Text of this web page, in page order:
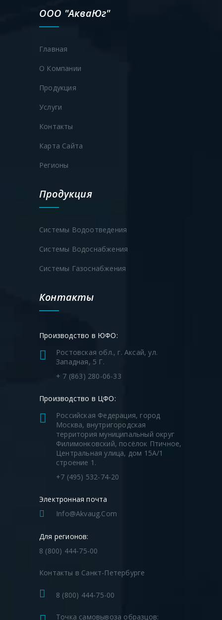
ООО "АкваЮг"
Главная
О Компании
Продукция
Услуги
Контакты
Карта Сайта
Регионы
Продукция
Системы Водоотведения
Системы Водоснабжения
Системы Газоснабжения
Контакты
Производство в ЮФО:
Ростовская обл., г. Аксай, ул.
Западная, 5 Г.
+ 7 (863) 280-06-33
Производство в ЦФО:
Российская Федерация, город
Москва, внутригородская
территория муниципальный округ
Филимонковский, посёлок Птичное,
Центральная улица, дом 15А/1
строение 1.
+7 (495) 532-74-20
Электронная почта
Info@akvaug.com
Для регионов:
8 (800) 444-75-00
Контакты в Санкт-Петербурге
8 (800) 444-75-00
Точка самовывоза образцов: